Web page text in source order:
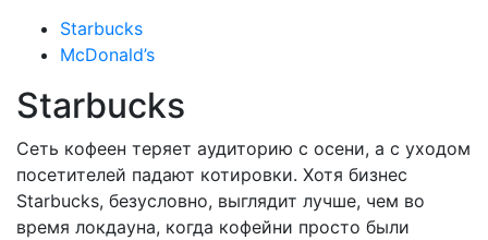
Starbucks
McDonald’s
Starbucks
Сеть кофеен теряет аудиторию с осени, а с уходом
посетителей падают котировки. Хотя бизнес
Starbucks, безусловно, выглядит лучше, чем во
время локдауна, когда кофейни просто были